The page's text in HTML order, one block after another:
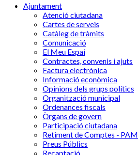
Ajuntament
Atenció ciutadana
Cartes de serveis
Catàleg de tràmits
Comunicació
El Meu Espai
Contractes, convenis i ajuts
Factura electrònica
Informació econòmica
Opinions dels grups polítics
Organització municipal
Ordenances fiscals
Òrgans de govern
Participació ciutadana
Retiment de Comptes - PAM
Preus Públics
Recaptació